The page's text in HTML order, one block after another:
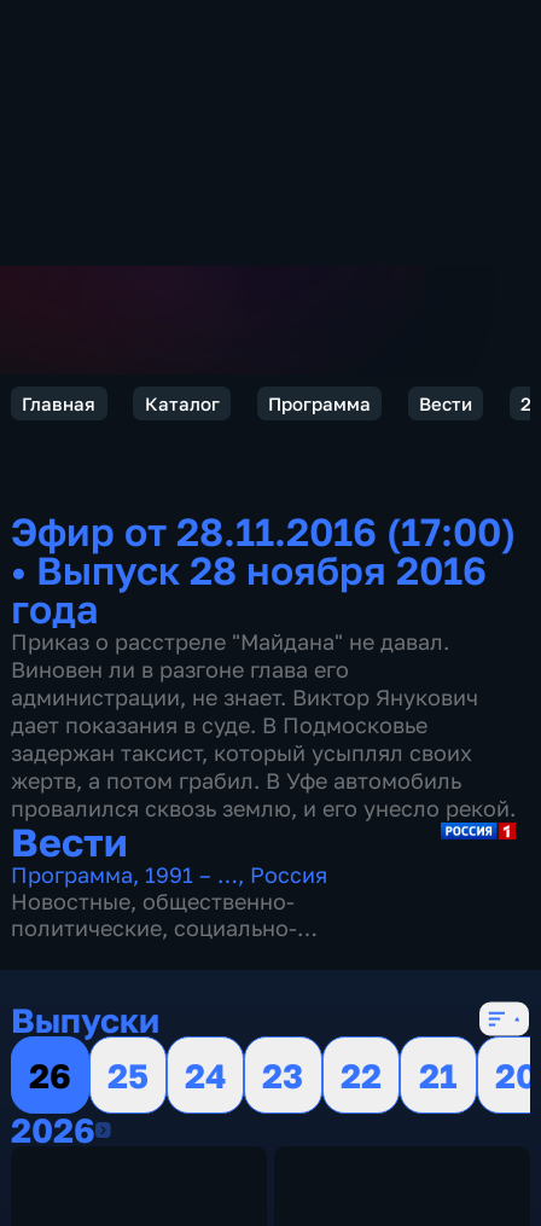
Главная Каталог Программа Вести
Эфир от 28.11.2016 (17:00)
• Выпуск 28 ноября 2016
года
Приказ о расстреле "Майдана" не давал.
Виновен ли в разгоне глава его
администрации, не знает. Виктор Янукович
дает показания в суде. В Подмосковье
задержан таксист, который усыплял своих
жертв, а потом грабил. В Уфе автомобиль
провалился сквозь землю, и его унесло рекой.
Вести
Программа, 1991 – …, Россия
Новостные, общественно-
политические, социально-
Выпуски
26
25 24 23 22 21
20
20262026